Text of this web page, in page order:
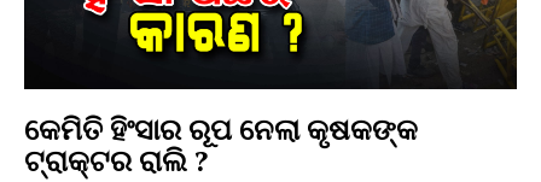
କେମିତି ହିଂସାର ରୂପ ନେଲା କୃଷକଙ୍କ
ଟ୍ରାକ୍ଟର ରାଲି ?